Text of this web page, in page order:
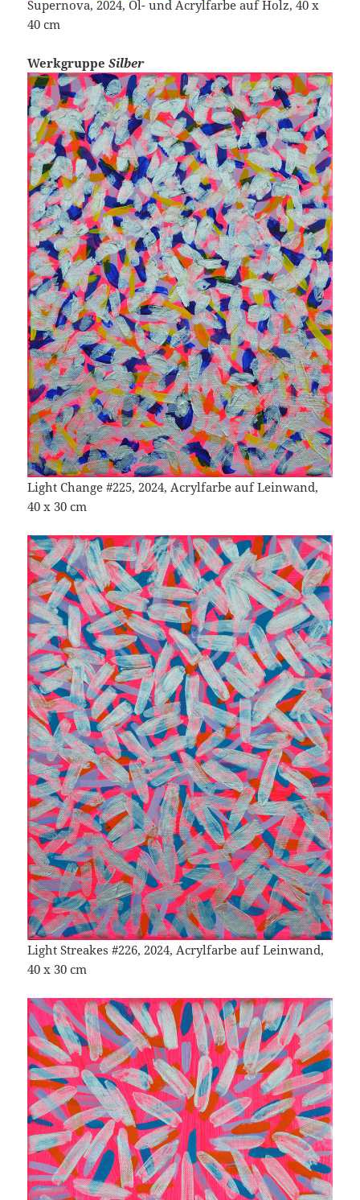
Supernova, 2024, Öl- und Acrylfarbe auf Holz, 40 x
40 cm
WerkgruppeSilber
Light Change #225, 2024, Acrylfarbe auf Leinwand,
40 x 30 cm
Light Streakes #226, 2024, Acrylfarbe auf Leinwand,
40 x 30 cm